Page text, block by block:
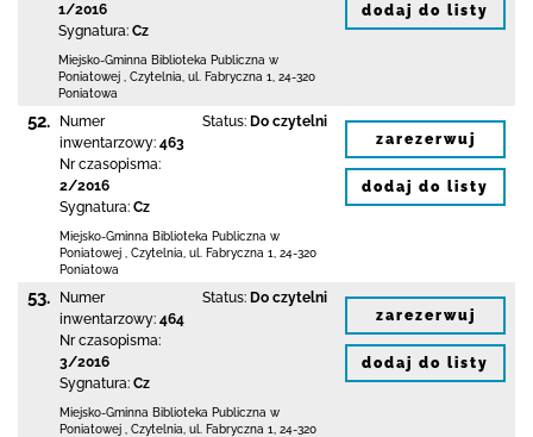
1/2016
Sygnatura: Cz
Miejsko-Gminna Biblioteka Publiczna w
Poniatowej
Czytelnia, ul. Fabryczna 1
24-320
Poniatowa
dodaj do listy
52.
Numer
inwentarzowy: 463
Nr czasopisma:
2/2016
Sygnatura: Cz
Status: Do czytelni
Miejsko-Gminna Biblioteka Publiczna w
Poniatowej
Czytelnia, ul. Fabryczna 1
24-320
Poniatowa
zarezerwuj
dodaj do listy
53.
Numer
inwentarzowy: 464
Nr czasopisma:
3/2016
Sygnatura: Cz
Status: Do czytelni
Miejsko-Gminna Biblioteka Publiczna w
Poniatowej
Czytelnia, ul. Fabryczna 1
24-320
zarezerwuj
dodaj do listy